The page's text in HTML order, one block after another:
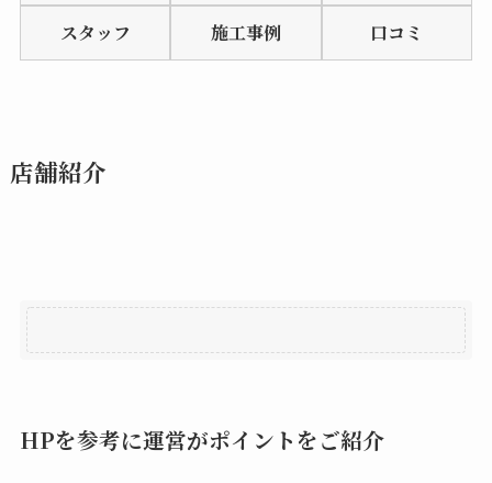
5
スタッフ 施工事例 口コミ
店舗紹介
HPを参考に運営がポイントをご紹介